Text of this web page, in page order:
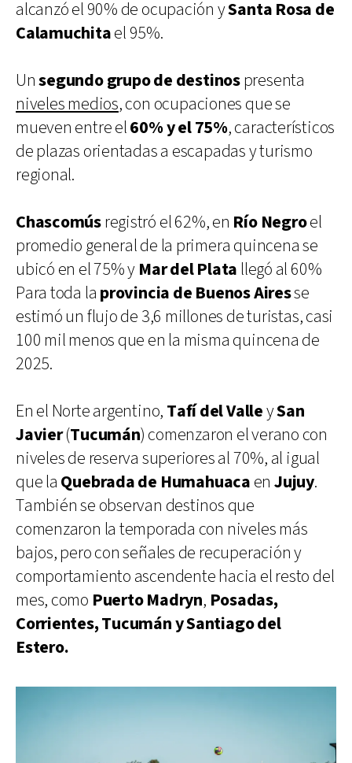
alcanzó el 90% de ocupación ySanta Rosa de
Calamuchitael 95%.
Unsegundo grupo de destinospresenta
niveles medios, con ocupaciones que se
mueven entre el60% y el 75%, característicos
de plazas orientadas a escapadas y turismo
regional.
Chascomúsregistró el 62%, en Río Negroel
promedio general de la primera quincena se
ubicó en el 75% y Mar del Plata llegó al 60%
Para toda la provincia de Buenos Airesse
estimó un flujo de 3,6 millones de turistas, casi
100 mil menos que en la misma quincena de
2025.
En el Norte argentino, Tafí del ValleySan
Javier(Tucumán) comenzaron el verano con
niveles de reserva superiores al 70%, al igual
que la Quebrada de Humahuaca en Jujuy.
También se observan destinos que
comenzaron la temporada con niveles más
bajos, pero con señales de recuperación y
comportamiento ascendente hacia el resto del
mes, como Puerto Madryn, Posadas,
Corrientes, Tucumán y Santiago del
Estero.